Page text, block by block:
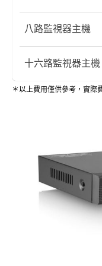
八路監視器主機
十六路監視器主機
＊以上費用僅供參考，實際